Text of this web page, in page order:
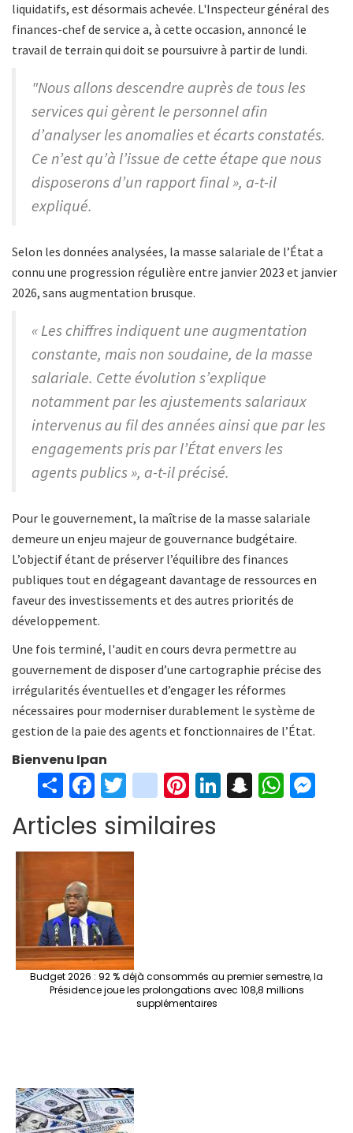
liquidatifs, est désormais achevée. L'Inspecteur général des
finances-chef de service a, à cette occasion, annoncé le
travail de terrain qui doit se poursuivre à partir de lundi.
"Nous allons descendre auprès de tous les
services qui gèrent le personnel afin
d’analyser les anomalies et écarts constatés.
Ce n’est qu’à l’issue de cette étape que nous
disposerons d’un rapport final », a-t-il
expliqué.
Selon les données analysées, la masse salariale de l’État a
connu une progression régulière entre janvier 2023 et janvier
2026, sans augmentation brusque.
« Les chiffres indiquent une augmentation
constante, mais non soudaine, de la masse
salariale. Cette évolution s’explique
notamment par les ajustements salariaux
intervenus au fil des années ainsi que par les
engagements pris par l’État envers les
agents publics », a-t-il précisé.
Pour le gouvernement, la maîtrise de la masse salariale
demeure un enjeu majeur de gouvernance budgétaire.
L’objectif étant de préserver l’équilibre des finances
publiques tout en dégageant davantage de ressources en
faveur des investissements et des autres priorités de
développement.
Une fois terminé, l'audit en cours devra permettre au
gouvernement de disposer d’une cartographie précise des
irrégularités éventuelles et d’engager les réformes
nécessaires pour moderniser durablement le système de
gestion de la paie des agents et fonctionnaires de l’État.
Bienvenu Ipan
S
h
ar
e
Fa
ce
b
o
k
T
wi
tt
er
in
st
ag
Pi
er
Li S W
Articles similaires
Budget 2026 : 92 % déjà consommés au premier semestre, la
Présidence joue les prolongations avec 108,8 millions
supplémentaires